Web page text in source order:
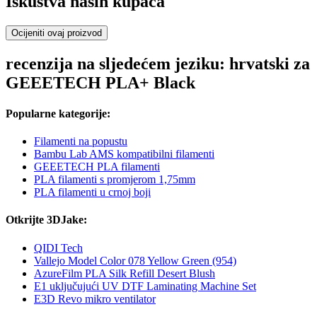
Ocijeniti ovaj proizvod
recenzija na sljedećem jeziku: hrvatski za
GEEETECH PLA+ Black
Popularne kategorije:
Filamenti na popustu
Bambu Lab AMS kompatibilni filamenti
GEEETECH PLA filamenti
PLA filamenti s promjerom 1,75mm
PLA filamenti u crnoj boji
Otkrijte 3DJake:
QIDI Tech
Vallejo Model Color 078 Yellow Green (954)
AzureFilm PLA Silk Refill Desert Blush
E1 uključujući UV DTF Laminating Machine Set
E3D Revo mikro ventilator